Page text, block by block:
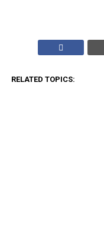
RELATED TOPICS: